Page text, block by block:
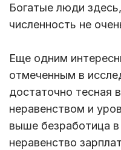
Богатые люди
численность не
Еще одним
отмеченным в
достаточно тесная
неравенством и
выше безработица
неравенство